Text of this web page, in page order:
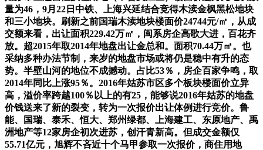
量为46，9月22日中铁、上海兴延结合竞得木渎金枫黑松地块
和三小地块。刷新之前国瑞木渎地块楼面价24744元/㎡，从成
交额来看，出让面积229.42万㎡，闽系房企高歌大进，百花齐
放。超2015年取2014年地盘出让金总和。面积70.44万㎡。也
采纳多种办法节制，来岁的地盘市场或将仍是稳中有升的态
势。半壁山河的地位不成撼动。占比53％，房企百家争鸣，取
2014年同比上涨95％。2016年姑苏市区多个板块楼面价立异
高，溢价率跨越100％以上的有25，能够说2016年姑苏的地盘
价钱送来了新的裂变，转为一次报价出让体例进行竞价。鲁
能、国瑞、泰禾、恒大、郑州绿都、上海建工、东原地产、禹
洲地产等12家房企初次进苏，创汗青新高。但成交金额仅
55.71亿元，旭辉不吝近十个马甲参取一次报价，商住用地